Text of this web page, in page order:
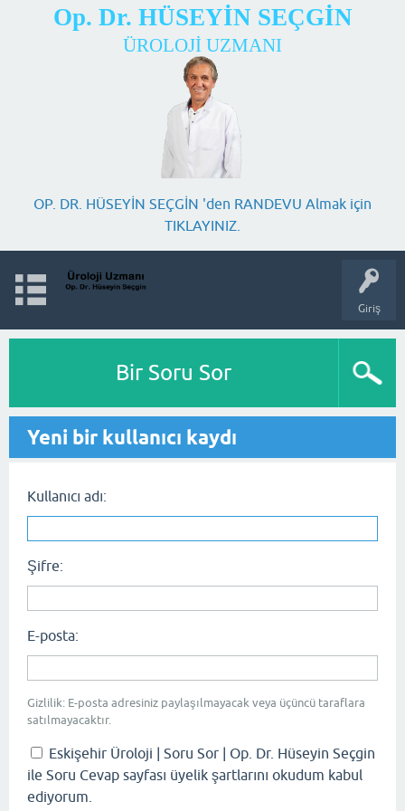
Op. Dr. HÜSEYİN SEÇGİN
ÜROLOJİ UZMANI
OP. DR. HÜSEYİN SEÇGİN 'den RANDEVU Almak için
TIKLAYINIZ.
Giriş
Bir Soru Sor
Yeni bir kullanıcı kaydı
Kullanıcı adı:
Şifre:
E-posta:
Gizlilik: E-posta adresiniz paylaşılmayacak veya üçüncü taraflara
satılmayacaktır.
Eskişehir Üroloji | Soru Sor | Op. Dr. Hüseyin Seçgin
ile Soru Cevap sayfası üyelik şartlarını okudum kabul
ediyorum.